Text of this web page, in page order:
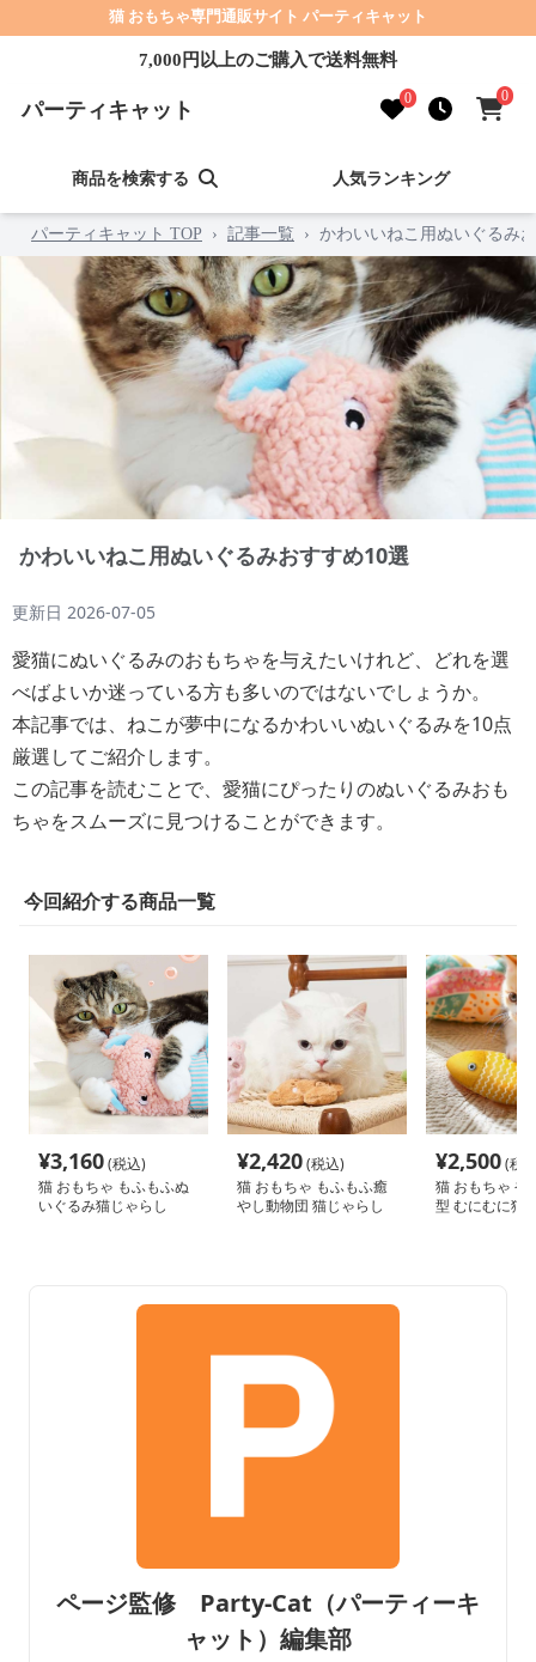
猫 おもちゃ専門通販サイト パーティキャット
7,000円以上のご購入で送料無料
パーティキャット 0 0
商品を検索する 人気ランキング
パーティキャット TOP › 記事一覧 › かわいいねこ用ぬいぐるみ
かわいいねこ用ぬいぐるみおすすめ10選
更新日 2026-07-05
愛猫にぬいぐるみのおもちゃを与えたいけれど、どれを選
べばよいか迷っている方も多いのではないでしょうか。
本記事では、ねこが夢中になるかわいいぬいぐるみを10点
厳選してご紹介します。
この記事を読むことで、愛猫にぴったりのぬいぐるみおも
ちゃをスムーズに見つけることができます。
今回紹介する商品一覧
¥3,160(税込)
猫 おもちゃ もふもふぬ
いぐるみ猫じゃらし
¥2,420(税込)
猫 おもちゃ もふもふ癒
やし動物団 猫じゃらし
¥2,500(税
猫 おもちゃ や
型 むにむに猫
ページ監修 Party-Cat（パーティーキ
ャット）編集部